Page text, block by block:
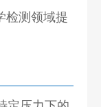
检测领域提